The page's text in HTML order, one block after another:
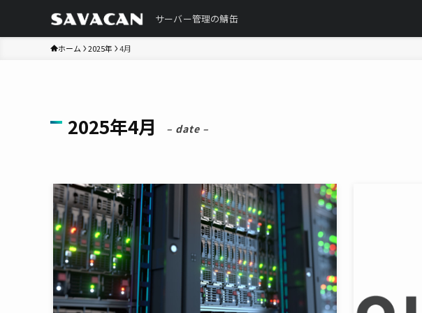
サーバー管理の鯖缶
ホーム 2025年 4月
2025年4月 – date –